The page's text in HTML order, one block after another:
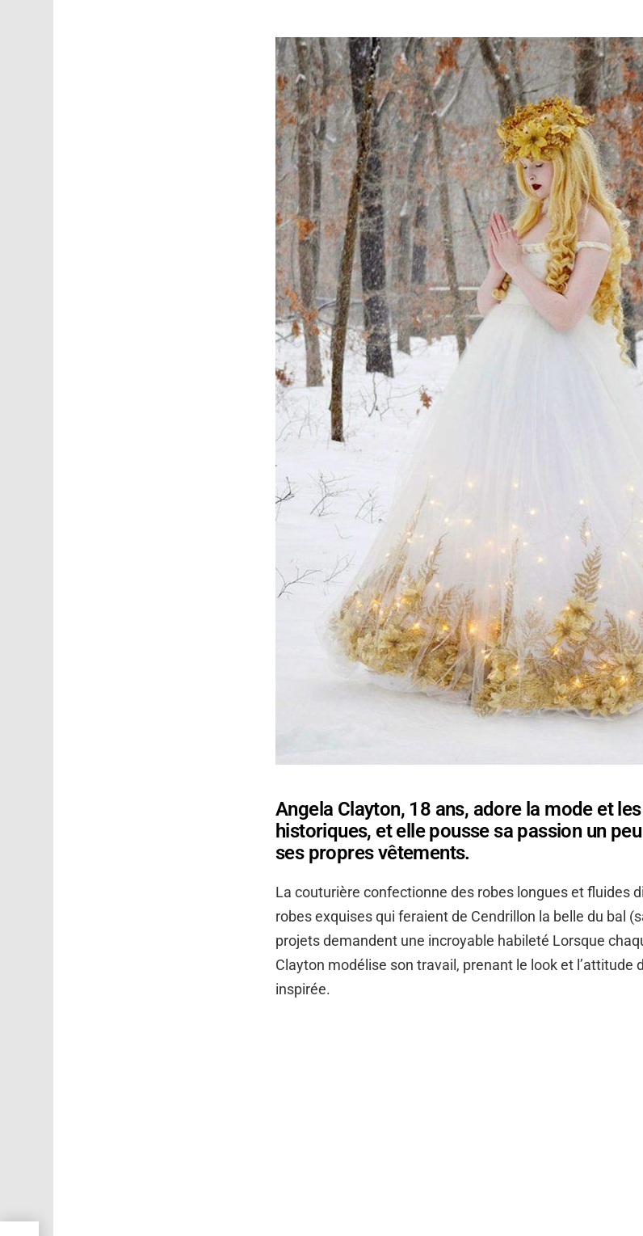
Angela Clayton, 18 ans, adore la mode et
historiques, et elle pousse sa passion un
ses propres vêtements.
La couturière confectionne des robes longues et fluides
robes exquises qui feraient de Cendrillon la belle du bal
projets demandent une incroyable habileté Lorsque
Clayton modélise son travail, prenant le look et l’attitude
inspirée.